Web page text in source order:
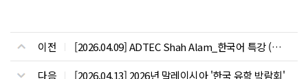
이전
[2026.04.09] ADTEC Shah Alam_한국어 특강 (힉교방문)
다음
[2026.04.13] 2026년 말레이시아 '한국 유학 박람회'